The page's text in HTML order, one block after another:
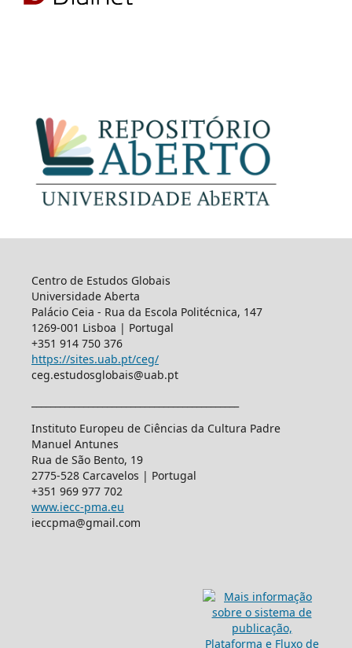
Centro de Estudos Globais
Universidade Aberta
Palácio Ceia - Rua da Escola Politécnica, 147
1269-001 Lisboa | Portugal
+351 914 750 376
https://sites.uab.pt/ceg/
ceg.estudosglobais@uab.pt
Instituto Europeu de Ciências da Cultura Padre
Manuel Antunes
Rua de São Bento, 19
2775-528 Carcavelos | Portugal
+351 969 977 702
www.iecc-pma.eu
ieccpma@gmail.com